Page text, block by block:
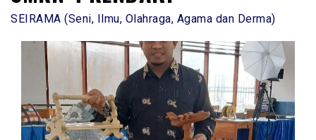
SEIRAMA (Seni, Ilmu, Olahraga, Agama dan Derma)